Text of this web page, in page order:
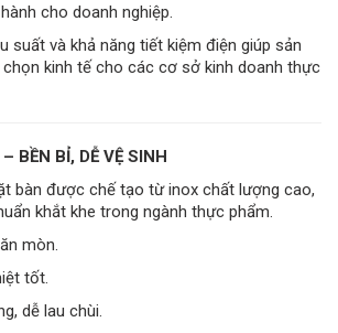
cho doanh nghiệp.
suất và khả năng tiết kiệm điện giúp sản
kinh tế cho các cơ sở kinh doanh thực
BỀN BỈ, DỄ VỆ SINH
bàn được chế tạo từ inox chất lượng cao,
khắt khe trong ngành thực phẩm.
mòn.
tốt.
dễ lau chùi.